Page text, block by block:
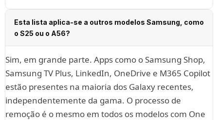
Esta lista aplica-se a outros modelos Samsung, como
o S25 ou o A56?
Sim, em grande parte. Apps como o Samsung Shop,
Samsung TV Plus, LinkedIn, OneDrive e M365 Copilot
estão presentes na maioria dos Galaxy recentes,
independentemente da gama. O processo de
remoção é o mesmo em todos os modelos com One